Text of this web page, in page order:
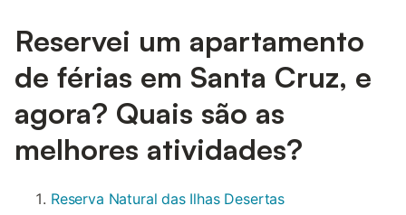
Reservei um apartamento
de férias em Santa Cruz, e
agora? Quais são as
melhores atividades?
Reserva Natural das Ilhas Desertas